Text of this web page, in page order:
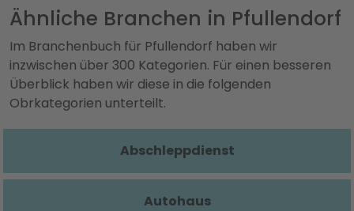
Ähnliche Branchen in Pfullendorf
Im Branchenbuch für Pfullendorf haben wir
inzwischen über 300 Kategorien. Für einen besseren
Überblick haben wir diese in die folgenden
Obrkategorien unterteilt.
Abschleppdienst
Autohaus